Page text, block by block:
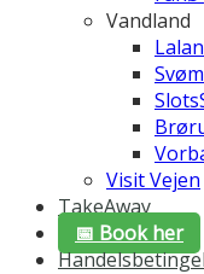
Vandland
Visit Vejen
TakeAway
📅 Book her